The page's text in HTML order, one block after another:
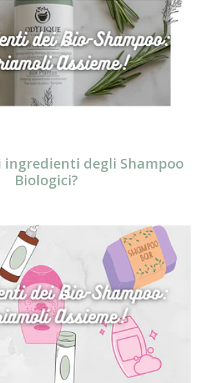
ingredienti degli Shampoo
Biologici?